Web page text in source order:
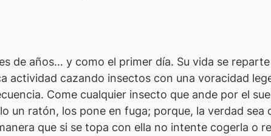
de años… y como el primer día. Su vida se
actividad cazando insectos con una voracidad
Come cualquier insecto que ande por el
un ratón, los pone en fuga; porque, la verdad
que si se topa con ella no intente cogerla o